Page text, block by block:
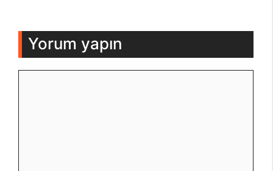
Yorum yapın